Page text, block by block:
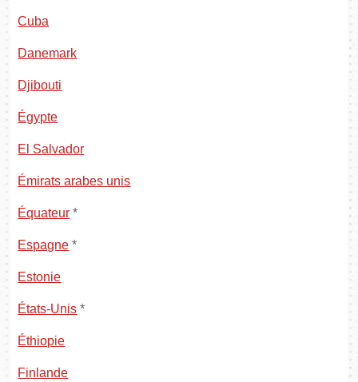
Cuba
Danemark
Djibouti
Égypte
El Salvador
Émirats arabes unis
Équateur *
Espagne *
Estonie
États-Unis *
Éthiopie
Finlande